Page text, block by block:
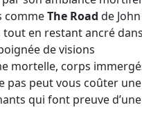
commeThe Road de
tout en restant ancré
de visions
mortelle, corps
pas peut vous coûter
qui font preuve